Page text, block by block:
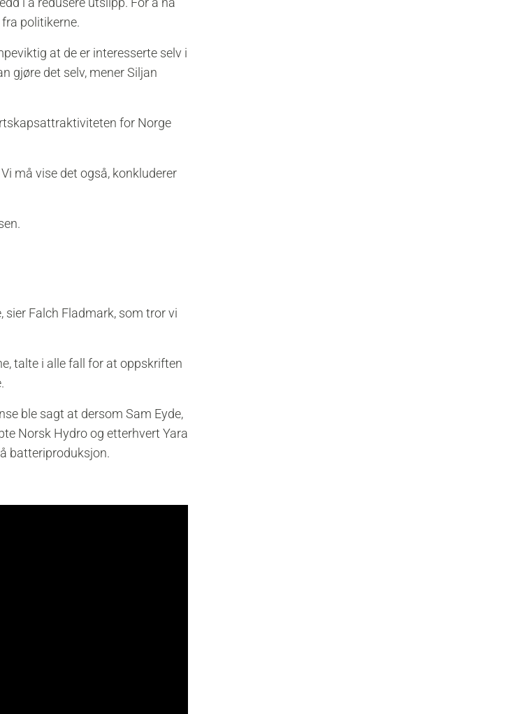
politikerne.
at de er interesserte selv i
gjøre det selv, mener Siljan
for Norge
må vise det også, konkluderer
sier Falch Fladmark, som tror vi
talte i alle fall for at oppskriften
ble sagt at dersom Sam Eyde,
Norsk Hydro og etterhvert Yara
batteriproduksjon.